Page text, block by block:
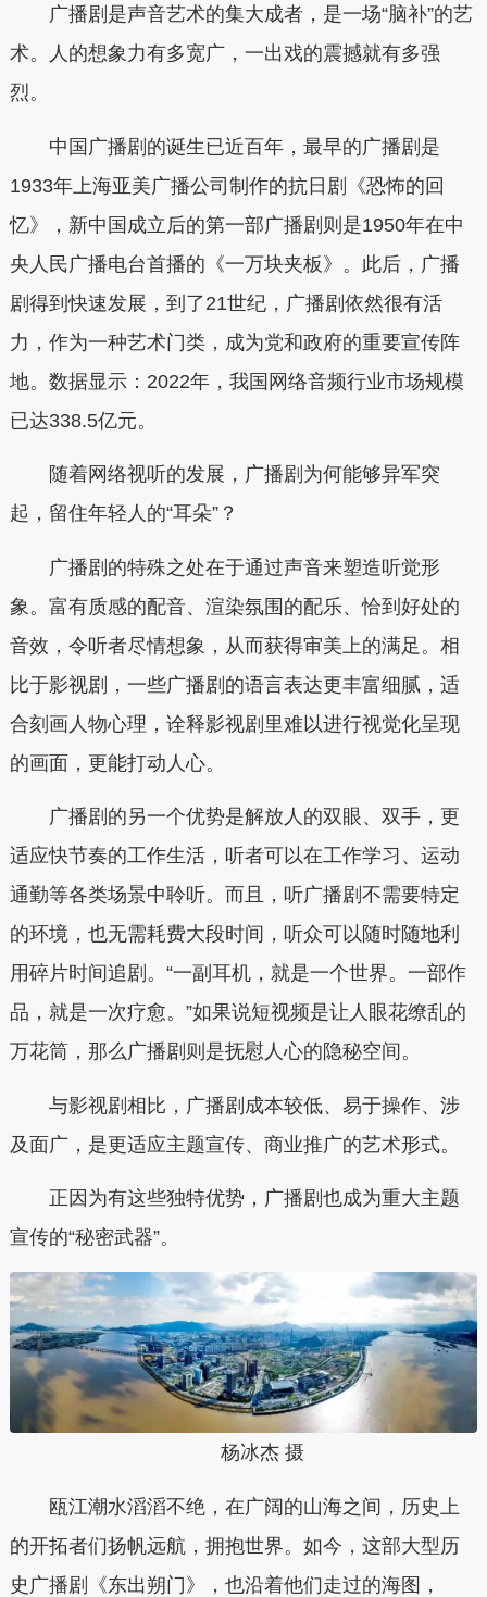
广播剧是声音艺术的集大成者，是一场“脑补”的艺
术。人的想象力有多宽广，一出戏的震撼就有多强
烈。
中国广播剧的诞生已近百年，最早的广播剧是
1933年上海亚美广播公司制作的抗日剧《恐怖的回
忆》，新中国成立后的第一部广播剧则是1950年在中
央人民广播电台首播的《一万块夹板》。此后，广播
剧得到快速发展，到了21世纪，广播剧依然很有活
力，作为一种艺术门类，成为党和政府的重要宣传阵
地。数据显示：2022年，我国网络音频行业市场规模
已达338.5亿元。
随着网络视听的发展，广播剧为何能够异军突
起，留住年轻人的“耳朵”？
广播剧的特殊之处在于通过声音来塑造听觉形
象。富有质感的配音、渲染氛围的配乐、恰到好处的
音效，令听者尽情想象，从而获得审美上的满足。相
比于影视剧，一些广播剧的语言表达更丰富细腻，适
合刻画人物心理，诠释影视剧里难以进行视觉化呈现
的画面，更能打动人心。
广播剧的另一个优势是解放人的双眼、双手，更
适应快节奏的工作生活，听者可以在工作学习、运动
通勤等各类场景中聆听。而且，听广播剧不需要特定
的环境，也无需耗费大段时间，听众可以随时随地利
用碎片时间追剧。“一副耳机，就是一个世界。一部作
品，就是一次疗愈。”如果说短视频是让人眼花缭乱的
万花筒，那么广播剧则是抚慰人心的隐秘空间。
与影视剧相比，广播剧成本较低、易于操作、涉
及面广，是更适应主题宣传、商业推广的艺术形式。
正因为有这些独特优势，广播剧也成为重大主题
宣传的“秘密武器”。
杨冰杰 摄
瓯江潮水滔滔不绝，在广阔的山海之间，历史上
的开拓者们扬帆远航，拥抱世界。如今，这部大型历
史广播剧《东出朔门》，也沿着他们走过的海图，